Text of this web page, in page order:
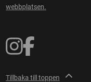
webbplatsen.
Tillbaka till toppen